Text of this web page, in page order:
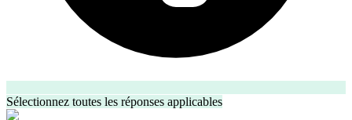
Sélectionnez toutes les réponses applicables